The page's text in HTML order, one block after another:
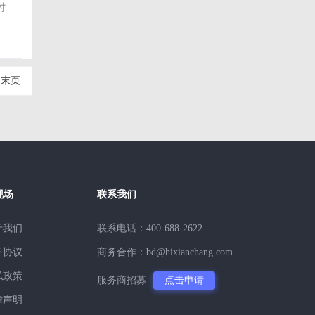
末页
场
我们
协议
政策
声明
联系我们
联系电话：400-688-2622
商务合作：bd@hixianchang.com
服务商招募 点击申请